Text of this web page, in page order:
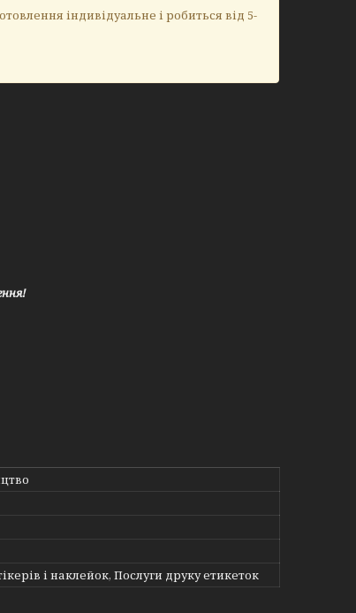
індивідуальне і робиться від 5-
і наклейок, Послуги друку етикеток